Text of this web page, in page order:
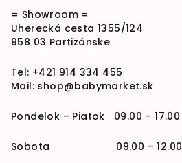
= Showroom =
Uherecká cesta 1355/124
958 03 Partizánske
Tel: +421 914 334 455
Mail: shop@babymarket.sk
Pondelok – Piatok 09.00 – 17.00
Sobota 09.00 – 12.00